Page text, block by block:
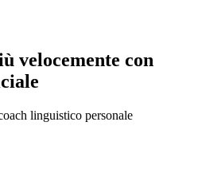
velocemente con
linguistico personale